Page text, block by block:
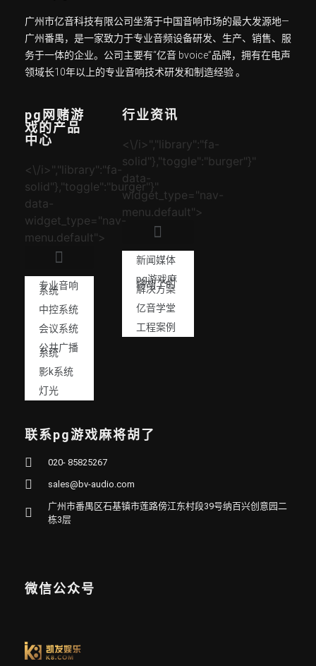
广州市亿音科技有限公司坐落于中国音响市场的最大发源地—
广州番禺，是一家致力于专业音频设备研发、生产、销售、服
务于一体的企业。公司主要有“亿音 bvoice”品牌，拥有在电声
领域长10年以上的专业音响技术研发和制造经验 。
pg网赌游
戏的产品
中心
<\/i>","library":"fa-
solid"},"toggle":"burger"}"
data-
widget_type="nav-
menu.default">
专业音响
系统
中控系统
会议系统
公共广播
系统
影k系统
灯光
行业资讯
<\/i>","library":"fa-
solid"},"toggle":"burger"}"
data-
widget_type="nav-
menu.default">
新闻媒体
pg游戏麻
将胡了的
解决方案
亿音学堂
工程案例
联系pg游戏麻将胡了
020- 85825267
sales@bv-audio.com
广州市番禺区石基镇市莲路傍江东村段39号纳百兴创意园二
栋3层
微信公众号